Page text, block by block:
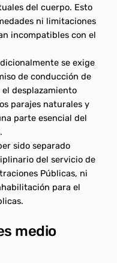
del cuerpo. Esto
ni limitaciones
incompatibles con el
se exige
de conducción de
desplazamiento
parajes naturales y
parte esencial del
sido separado
del servicio de
Públicas, ni
para el
medio